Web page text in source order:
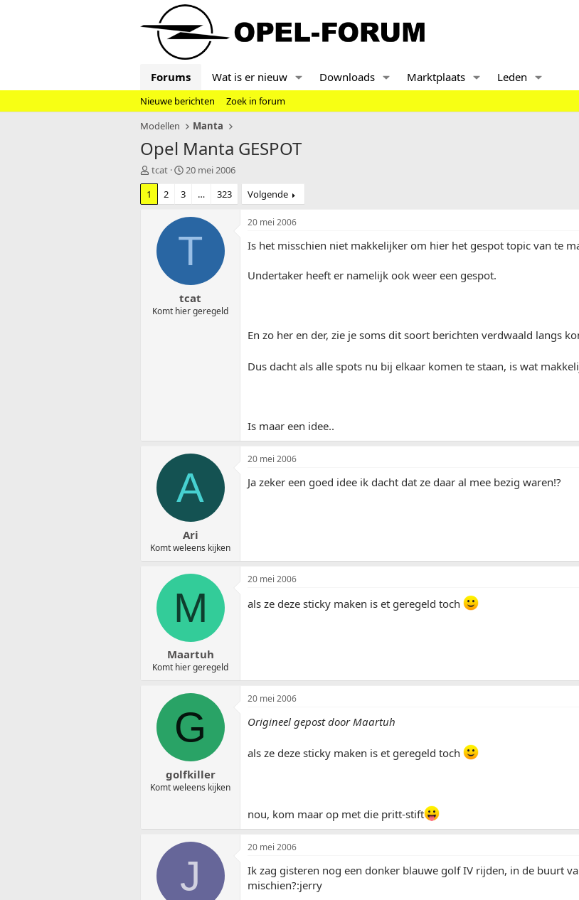
Forums Wat is er nieuw Downloads Marktplaats Leden
Nieuwe berichten
Zoek in forum
Modellen
Manta
Opel Manta GESPOT
T
o
i
r
tcat
S
a
r
t
m
20 mei 2006
1
2 3 … 323 Volgende
T
tcat
Komt hier geregeld
20 mei 2006
Is het misschien niet makkelijker om hier het gespot topic van te
Undertaker heeft er namelijk ook weer een gespot.
En zo her en der, zie je soms dit soort berichten verdwaald langs
Dus dacht als alle spots nu bij elkaar komen te staan, is wat
Is maar een idee..
A
Ari
Komt weleens kijken
20 mei 2006
Ja zeker een goed idee ik dacht dat ze daar al mee bezig waren!?
M
Maartuh
Komt hier geregeld
20 mei 2006
als ze deze sticky maken is et geregeld toch
G
golfkiller
Komt weleens kijken
20 mei 2006
Origineel gepost door Maartuh
als ze deze sticky maken is et geregeld toch
nou, kom maar op met die pritt-stift
J
20 mei 2006
Ik zag gisteren nog een donker blauwe golf IV rijden, in de buurt
mischien?:jerry